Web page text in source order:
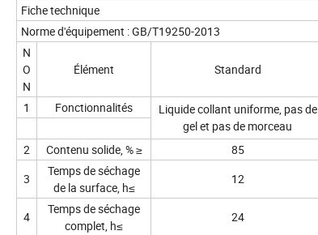
Fiche technique
Norme d'équipement : GB/T19250-2013
N
O
N
Élément Standard
1 Fonctionnalités
Liquide collant uniforme, pas de
gel et pas de morceau
2 Contenu solide, % ≥ 85
3
Temps de séchage
de la surface, h≤
12
4
Temps de séchage
complet, h≤
24